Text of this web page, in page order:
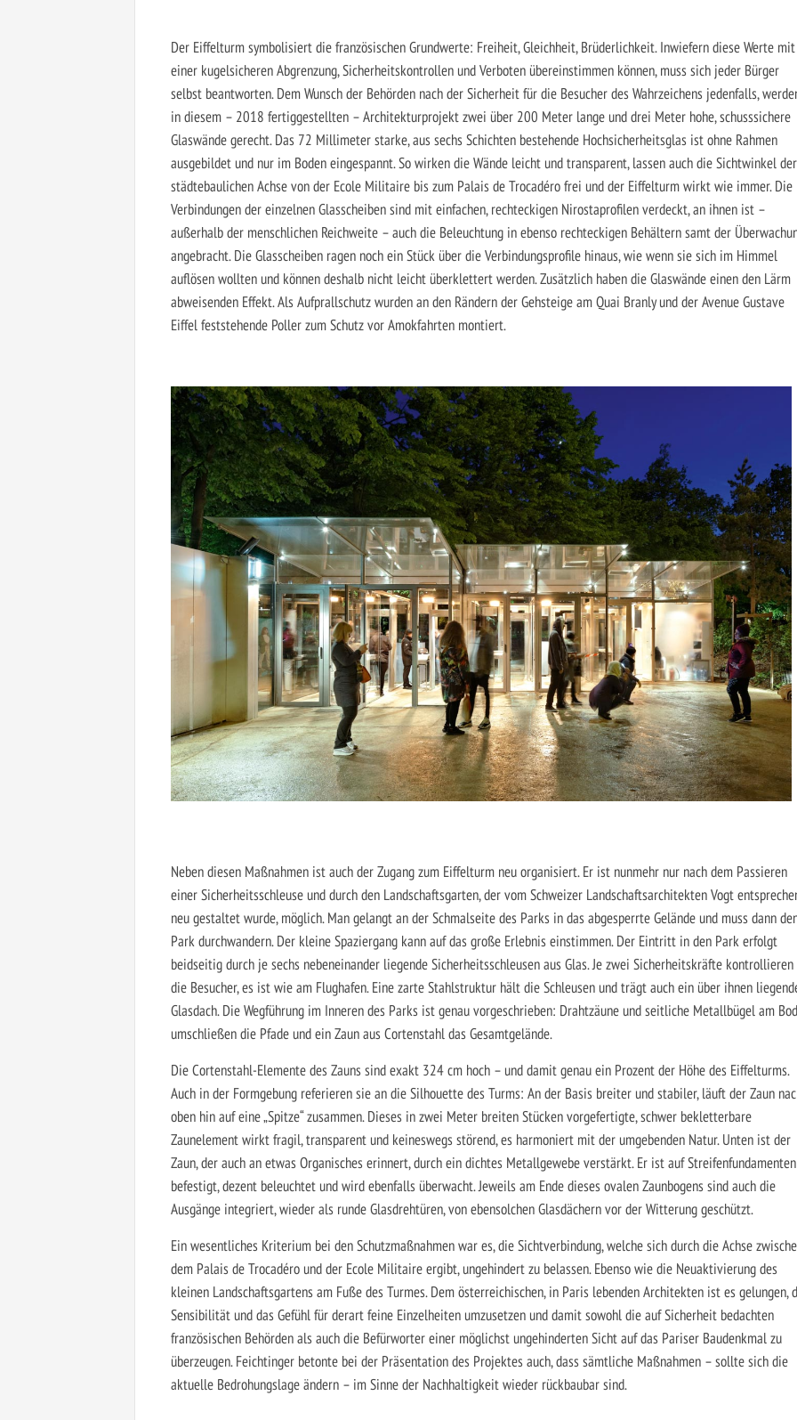
Der Eiffelturm symbolisiert die französischen Grundwerte: Freiheit, Gleichheit, Brüderlichkeit. Inwiefern diese Werte mit
einer kugelsicheren Abgrenzung, Sicherheitskontrollen und Verboten übereinstimmen können, muss sich jeder Bürger
selbst beantworten. Dem Wunsch der Behörden nach der Sicherheit für die Besucher des Wahrzeichens jedenfalls,
in diesem – 2018 fertiggestellten – Architekturprojekt zwei über 200 Meter lange und drei Meter hohe, schusssichere
Glaswände gerecht. Das 72 Millimeter starke, aus sechs Schichten bestehende Hochsicherheitsglas ist ohne Rahmen
ausgebildet und nur im Boden eingespannt. So wirken die Wände leicht und transparent, lassen auch die Sichtwinkel der
städtebaulichen Achse von der Ecole Militaire bis zum Palais de Trocadéro frei und der Eiffelturm wirkt wie immer. Die
Verbindungen der einzelnen Glasscheiben sind mit einfachen, rechteckigen Nirostaprofilen verdeckt, an ihnen ist –
außerhalb der menschlichen Reichweite – auch die Beleuchtung in ebenso rechteckigen Behältern samt der
angebracht. Die Glasscheiben ragen noch ein Stück über die Verbindungsprofile hinaus, wie wenn sie sich im Himmel
auflösen wollten und können deshalb nicht leicht überklettert werden. Zusätzlich haben die Glaswände einen den Lärm
abweisenden Effekt. Als Aufprallschutz wurden an den Rändern der Gehsteige am Quai Branly und der Avenue Gustave
Eiffel feststehende Poller zum Schutz vor Amokfahrten montiert.
Neben diesen Maßnahmen ist auch der Zugang zum Eiffelturm neu organisiert. Er ist nunmehr nur nach dem Passieren
einer Sicherheitsschleuse und durch den Landschaftsgarten, der vom Schweizer Landschaftsarchitekten Vogt
neu gestaltet wurde, möglich. Man gelangt an der Schmalseite des Parks in das abgesperrte Gelände und muss dann
Park durchwandern. Der kleine Spaziergang kann auf das große Erlebnis einstimmen. Der Eintritt in den Park erfolgt
beidseitig durch je sechs nebeneinander liegende Sicherheitsschleusen aus Glas. Je zwei Sicherheitskräfte kontrollieren
die Besucher, es ist wie am Flughafen. Eine zarte Stahlstruktur hält die Schleusen und trägt auch ein über ihnen
Glasdach. Die Wegführung im Inneren des Parks ist genau vorgeschrieben: Drahtzäune und seitliche Metallbügel am
umschließen die Pfade und ein Zaun aus Cortenstahl das Gesamtgelände.
Die Cortenstahl-Elemente des Zauns sind exakt 324 cm hoch – und damit genau ein Prozent der Höhe des Eiffelturms.
Auch in der Formgebung referieren sie an die Silhouette des Turms: An der Basis breiter und stabiler, läuft der Zaun
oben hin auf eine „Spitze“ zusammen. Dieses in zwei Meter breiten Stücken vorgefertigte, schwer bekletterbare
Zaunelement wirkt fragil, transparent und keineswegs störend, es harmoniert mit der umgebenden Natur. Unten ist der
Zaun, der auch an etwas Organisches erinnert, durch ein dichtes Metallgewebe verstärkt. Er ist auf Streifenfundamenten
befestigt, dezent beleuchtet und wird ebenfalls überwacht. Jeweils am Ende dieses ovalen Zaunbogens sind auch die
Ausgänge integriert, wieder als runde Glasdrehtüren, von ebensolchen Glasdächern vor der Witterung geschützt.
Ein wesentliches Kriterium bei den Schutzmaßnahmen war es, die Sichtverbindung, welche sich durch die Achse
dem Palais de Trocadéro und der Ecole Militaire ergibt, ungehindert zu belassen. Ebenso wie die Neuaktivierung des
kleinen Landschaftsgartens am Fuße des Turmes. Dem österreichischen, in Paris lebenden Architekten ist es gelungen,
Sensibilität und das Gefühl für derart feine Einzelheiten umzusetzen und damit sowohl die auf Sicherheit bedachten
französischen Behörden als auch die Befürworter einer möglichst ungehinderten Sicht auf das Pariser Baudenkmal zu
überzeugen. Feichtinger betonte bei der Präsentation des Projektes auch, dass sämtliche Maßnahmen – sollte sich die
aktuelle Bedrohungslage ändern – im Sinne der Nachhaltigkeit wieder rückbaubar sind.